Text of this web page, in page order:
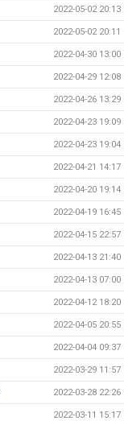
2022-05-02 20:13
2022-05-02 20:11
2022-04-30 13:00
2022-04-29 12:08
2022-04-26 13:29
2022-04-23 19:09
2022-04-23 19:04
2022-04-21 14:17
2022-04-20 19:14
2022-04-19 16:45
2022-04-15 22:57
2022-04-13 21:40
2022-04-13 07:00
2022-04-12 18:20
2022-04-05 20:55
2022-04-04 09:37
2022-03-29 11:57
2022-03-28 22:26
2022-03-11 15:17